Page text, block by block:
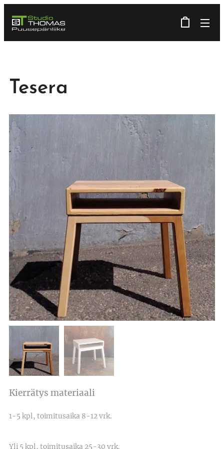
Tesera
Kierrätys materiaali
1-5 kpl, toimitusaika 8-12 vrk.
Yli 5 kpl, toimitusaika 25-30 vrk.